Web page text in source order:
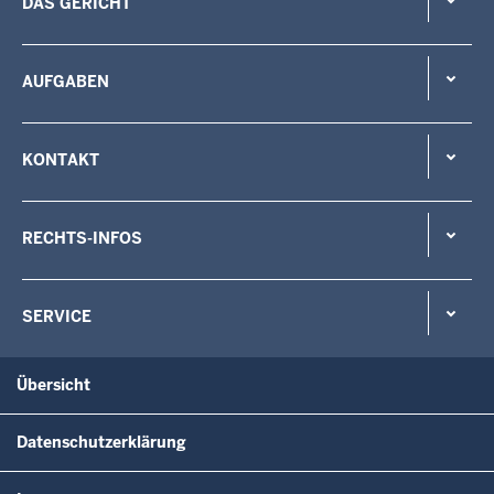
AUFGABEN
KONTAKT
RECHTS-INFOS
SERVICE
Übersicht
Datenschutzerklärung